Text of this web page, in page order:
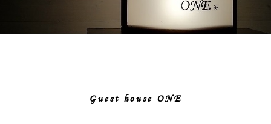
Guest house ONE